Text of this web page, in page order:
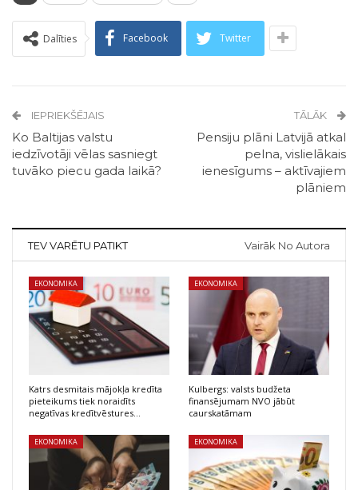
Dalīties Facebook Twitter
IEPRIEKŠĒJAIS
Ko Baltijas valstu
iedzīvotāji vēlas sasniegt
tuvāko piecu gada laikā?
TĀLĀK
Pensiju plāni Latvijā atkal
pelna, vislielākais
ienesīgums – aktīvajiem
plāniem
TEV VARĒTU PATIKT Vairāk No Autora
EKONOMIKA
Katrs desmitais mājokļa kredīta
pieteikums tiek noraidīts
negatīvas kredītvēstures…
EKONOMIKA
Kulbergs: valsts budžeta
finansējumam NVO jābūt
caurskatāmam
EKONOMIKA EKONOMIKA